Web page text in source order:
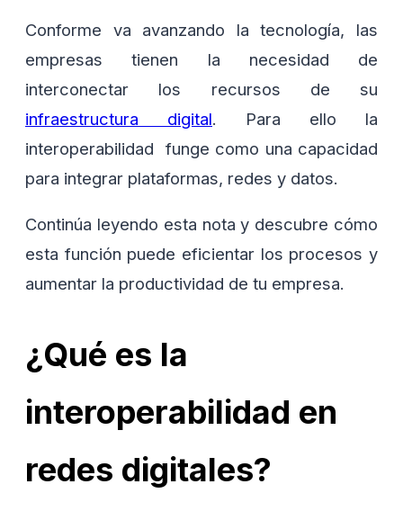
Conforme va avanzando la tecnología, las
empresas tienen la necesidad de
interconectar los recursos de su
infraestructura digital. Para ello la
interoperabilidad funge como una capacidad
para integrar plataformas, redes y datos.
Continúa leyendo esta nota y descubre cómo
esta función puede eficientar los procesos y
aumentar la productividad de tu empresa.
¿Qué es la
interoperabilidad en
redes digitales?